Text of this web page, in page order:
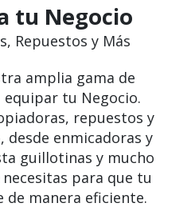
tu Negocio
Repuestos y Más
amplia gama de
tu Negocio.
repuestos y
desde enmicadoras y
guillotinas y mucho
para que tu
de manera eficiente.